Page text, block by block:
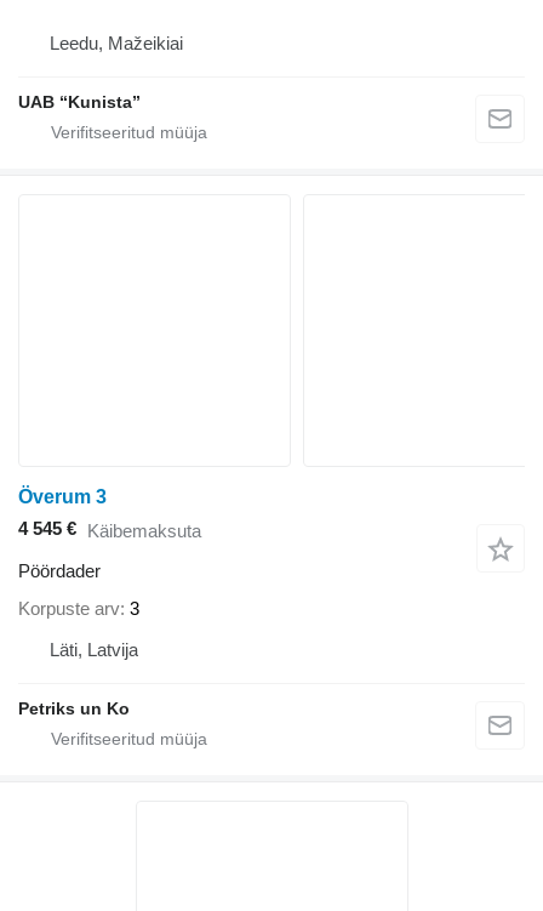
Leedu, Mažeikiai
UAB “Kunista”
Överum 3
4 545 € Käibemaksuta
Pöördader
Korpuste arv 3
Läti, Latvija
Petriks un Ko